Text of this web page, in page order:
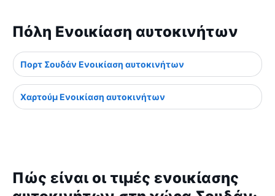
Πόλη Ενοικίαση αυτοκινήτων
Πορτ Σουδάν Ενοικίαση αυτοκινήτων
Χαρτούμ Ενοικίαση αυτοκινήτων
Πώς είναι οι τιμές ενοικίασης